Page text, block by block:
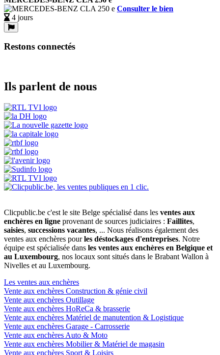
Consulter le bien
4 jours
Restons connectés
Ils parlent de nous
Clicpublic.be c'est le site Belge spécialisé dans les ventes aux
enchères en ligne provenant de sources judiciaires : Faillites,
saisies, successions vacantes, ... Nous réalisons également des
ventes aux enchères pourles déstockages d'entreprises. Notre
équipe est spécialisée dans les ventes aux enchères en Belgique et
au Luxembourg, nos locaux sont situés dans le Brabant Wallon à
Nivelles et au Luxembourg.
Les ventes aux enchères
Vente aux enchères Construction & génie civil
Vente aux enchères Outillage
Vente aux enchères HoReCa & brasserie
Vente aux enchères Matériel de manutention & Logistique
Vente aux enchères Garage - Carrosserie
Vente aux enchères Auto & Moto
Vente aux enchères Mobilier & Matériel de magasin
Vente aux enchères Sport & Loisirs